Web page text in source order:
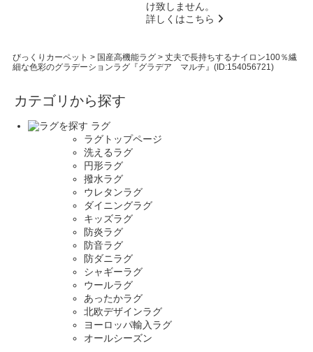
け致しません。
詳しくはこちら
びっくりカーペット > 国産高機能ラグ> 丈夫で長持ちするナイロン100％繊
細な色彩のグラデーションラグ『グラデア マルチ』(ID:154056721)
カテゴリから探す
ラグ
ラグトップページ
洗えるラグ
円形ラグ
撥水ラグ
ウレタンラグ
ダイニングラグ
キッズラグ
防炎ラグ
防音ラグ
防ダニラグ
シャギーラグ
ウールラグ
あったかラグ
北欧デザインラグ
ヨーロッパ輸入ラグ
オールシーズン